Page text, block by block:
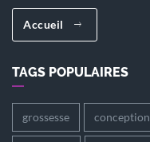
Accueil
TAGS POPULAIRES
grossesse conception